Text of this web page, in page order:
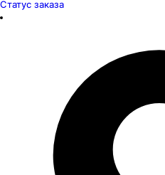
Статус заказа